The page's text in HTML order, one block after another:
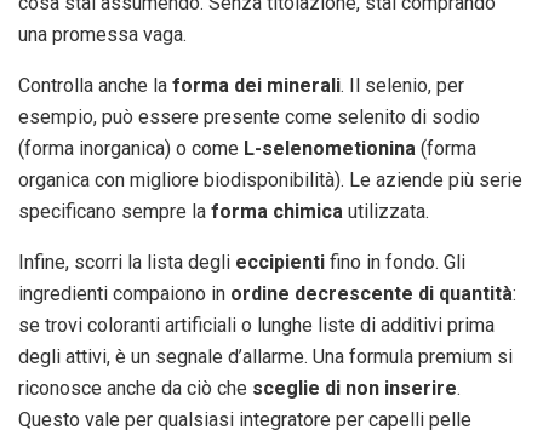
una promessa vaga.
Controlla anche la forma dei minerali. Il selenio, per
esempio, può essere presente come selenito di sodio
(forma inorganica) o come L-selenometionina (forma
organica con migliore biodisponibilità). Le aziende più serie
specificano sempre la forma chimica utilizzata.
Infine, scorri la lista degli eccipienti fino in fondo. Gli
ingredienti compaiono in ordine decrescente di quantità:
se trovi coloranti artificiali o lunghe liste di additivi prima
degli attivi, è un segnale d’allarme. Una formula premium si
riconosce anche da ciò che sceglie di non inserire.
Questo vale per qualsiasi integratore per capelli pelle